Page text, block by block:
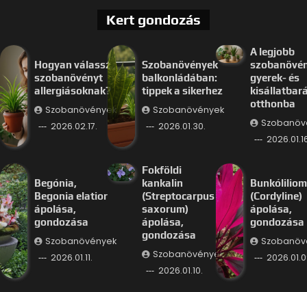
Kert gondozás
Hogyan válassz
szobanövényt
allergiásoknak?
Szobanövények
2026.02.17.
Szobanövények
balkonládában:
tippek a sikerhez
Szobanövények
2026.01.30.
A legjobb
gyerek- és
otthonba
Begónia,
Begonia elatior
ápolása,
gondozása
Szobanövények
2026.01.11.
Fokföldi
kankalin
(Streptocarpus
saxorum)
ápolása,
gondozása
Szobanövények
2026.01.10.
Bunkóliliom
(Cordyline)
ápolása,
gondozása